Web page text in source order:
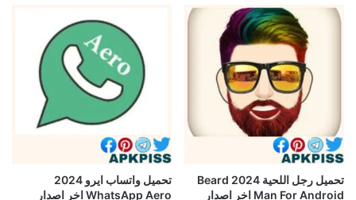
تحميل رجل اللحية 2024 Beard
Man For Android اخر اصدار
تحميل واتساب ايرو 2024
WhatsApp Aero اخر اصدار